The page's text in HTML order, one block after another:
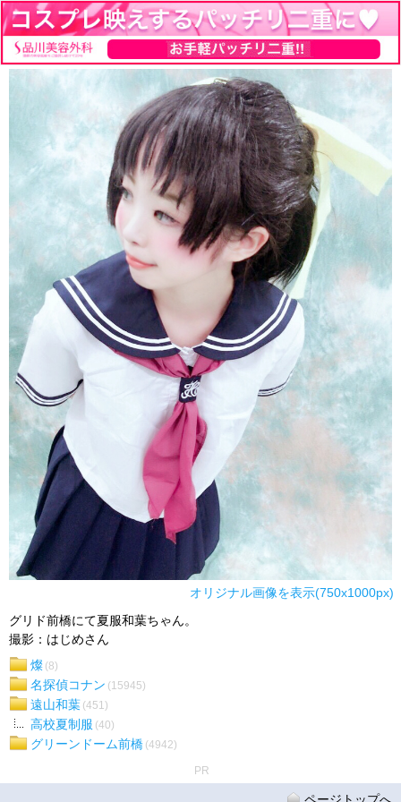
オリジナル画像を表示(750x1000px)
グリド前橋にて夏服和葉ちゃん。
撮影：はじめさん
燦 (8)
名探偵コナン (15945)
遠山和葉 (451)
高校夏制服 (40)
グリーンドーム前橋 (4942)
PR